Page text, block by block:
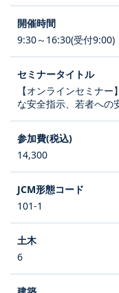
9:30～16:30(受付9:00)
【オンラインセミナ
な安全指示、若者への
14,300
101-1
6